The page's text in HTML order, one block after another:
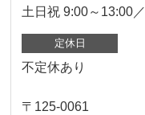
土日祝 9:00～13:00
定休日
不定休あり
〒125-0061